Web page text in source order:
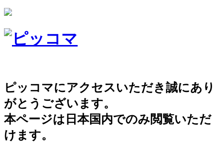
ピッコマにアクセスいただき誠にあり
がとうございます。
本ページは日本国内でのみ閲覧いただ
けます。